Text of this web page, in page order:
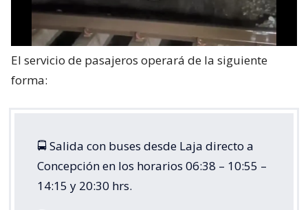
El servicio de pasajeros operará de la siguiente
forma:
🚍 Salida con buses desde Laja directo a
Concepción en los horarios 06:38 – 10:55 –
14:15 y 20:30 hrs.